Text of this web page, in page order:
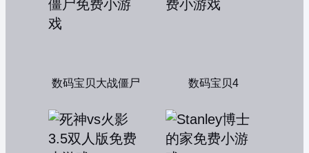
数码宝贝大战僵尸 数码宝贝4